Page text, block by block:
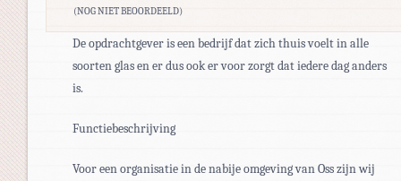
(NOG NIET BEOORDEELD)
De opdrachtgever is een bedrijf dat zich thuis voelt in alle
soorten glas en er dus ook er voor zorgt dat iedere dag anders
is.
Functiebeschrijving
Voor een organisatie in de nabije omgeving van Oss zijn wij